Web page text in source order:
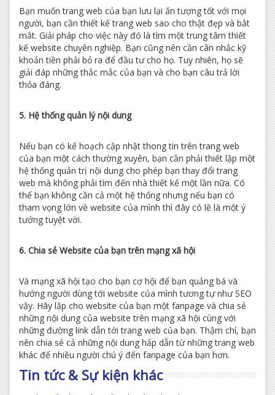
Bạn muốn trang web của bạn lưu lại ấn tượng tốt với mọi
người, bạn cần thiết kế trang web sao cho thật đẹp và bắt
mắt. Giải pháp cho việc này đó là tìm một trung tâm thiết
kế website chuyên nghiệp. Bạn cũng nên cần cân nhắc kỹ
khoản tiền phải bỏ ra để đầu tư cho họ. Tuy nhiên, họ sẽ
giải đáp những thắc mắc của bạn và cho bạn câu trả lời
thỏa đáng.
5. Hệ thống quản lý nội dung
Nếu bạn có kế hoạch cập nhật thong tin trên trang web
của bạn một cách thường xuyên, bạn cần phải thiết lập một
hệ thống quản trị nội dung cho phép bạn thay đổi trang
web mà không phải tìm đến nhà thiết kế một lần nữa. Có
thể bạn không cần cả một hệ thống nhưng nếu bạn có
tham vọng lớn về website của mình thì đây có lẽ là một ý
tưởng tuyệt vời.
6. Chia sẻ Website của bạn trên mạng xã hội
Và mạng xã hội tạo cho bạn cơ hội để bạn quảng bá và
hướng người dùng tới website của mình tương tự như SEO
vậy. Hãy lập cho website của bạn một fanpage và chia sẻ
những nội dung của website trên mạng xã hội cùng với
những đường link dẫn tới trang web của bạn. Thậm chí, bạn
nên chia sẻ cả những nội dung hấp dẫn từ những trang web
khác để nhiều người chú ý đến fanpage của bạn hơn.
Tin tức & Sự kiện khác